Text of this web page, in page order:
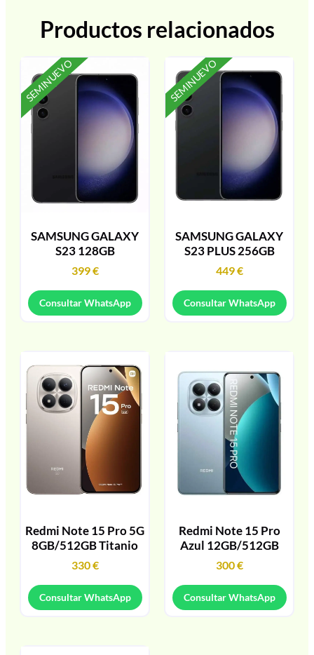
Productos relacionados
SEMINUEVO
SAMSUNG GALAXY
S23 128GB
399€
Consultar WhatsApp
SEMINUEVO
SAMSUNG GALAXY
S23 PLUS 256GB
449€
Consultar WhatsApp
Redmi Note 15 Pro 5G
8GB/512GB Titanio
330€
Consultar WhatsApp
Redmi Note 15 Pro
Azul 12GB/512GB
300€
Consultar WhatsApp